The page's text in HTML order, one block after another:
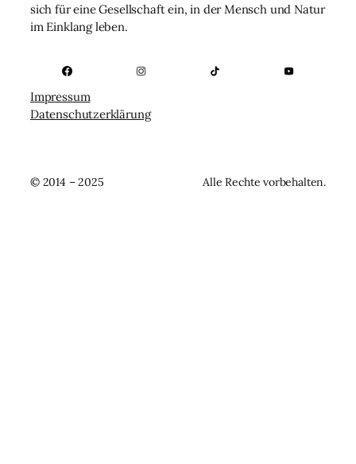
sich für eine Gesellschaft ein, in der Mensch und Natur
im Einklang leben.
Impressum
Datenschutzerklärung
© 2014 – 2025 Alle Rechte vorbehalten.